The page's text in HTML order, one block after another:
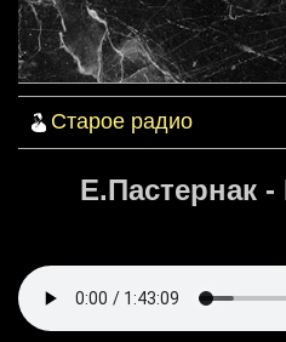
Старое радио
Е.Пастернак